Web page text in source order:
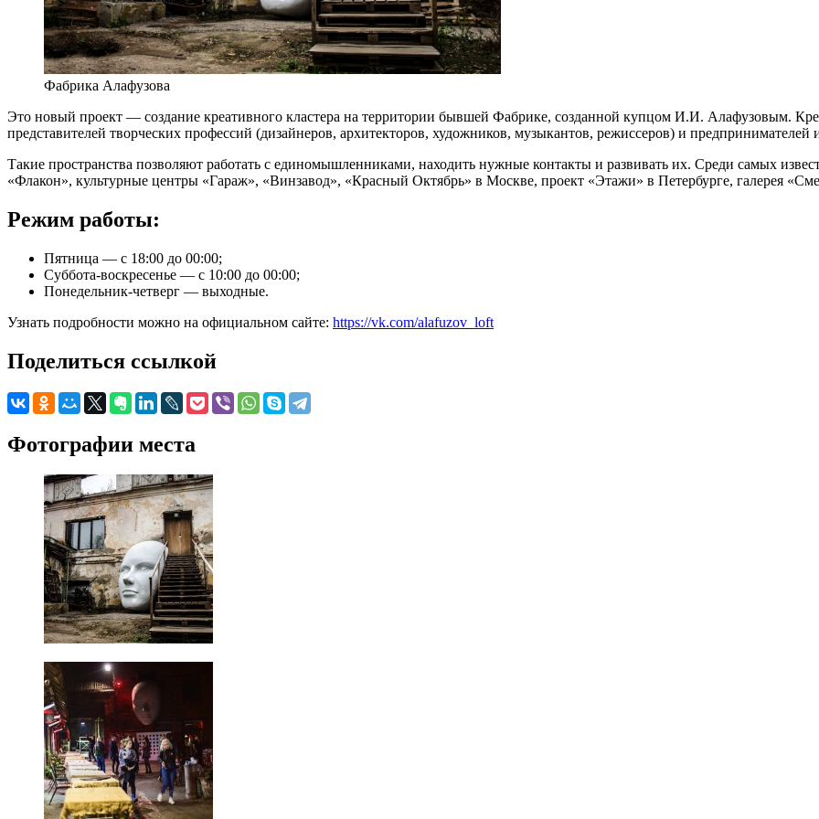
Фабрика Алафузова
Это новый проект — создание креативного кластера на территории бывшей Фабрике, созданной купцом И.И. Алафузовым.
представителей творческих профессий (дизайнеров, архитекторов, художников, музыкантов, режиссеров) и предпринимателей
Такие пространства позволяют работать с единомышленниками, находить нужные контакты и развивать их. Среди самых
«Флакон», культурные центры «Гараж», «Винзавод», «Красный Октябрь» в Москве, проект «Этажи» в Петербурге, галерея
Режим работы:
Пятница — с 18:00 до 00:00;
Суббота-воскресенье — с 10:00 до 00:00;
Понедельник-четверг — выходные.
Узнать подробности можно на официальном сайте: https://vk.com/alafuzov_loft
Поделиться ссылкой
Фотографии места